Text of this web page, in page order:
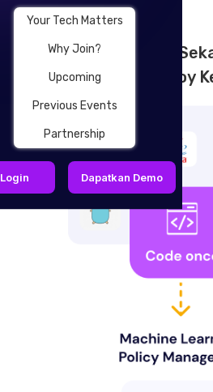
Your Tech Matters
Why Join?
Upcoming
Previous Events
Partnership
Login Dapatkan Demo
Hanya Dengan
Anda Bisa Deploy